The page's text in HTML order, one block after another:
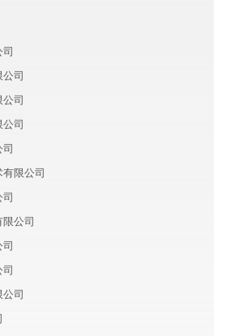
司
司
司
限公司
公司
司